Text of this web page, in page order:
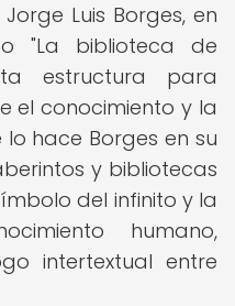
Luis Borges, en
"La biblioteca de
estructura para
el conocimiento y la
hace Borges en su
y bibliotecas
del infinito y la
humano,
intertextual entre